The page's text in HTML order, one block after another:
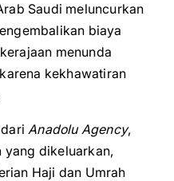
Saudi meluncurkan
biaya
menunda
kekhawatiran
dariAnadolu Agency,
yang dikeluarkan,
Haji dan Umrah